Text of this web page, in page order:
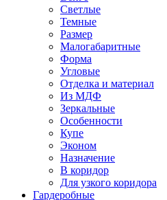
Светлые
Темные
Размер
Малогабаритные
Форма
Угловые
Отделка и материал
Из МДФ
Зеркальные
Особенности
Купе
Эконом
Назначение
В коридор
Для узкого коридора
Гардеробные